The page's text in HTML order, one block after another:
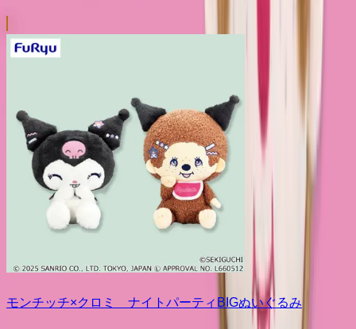
モンチッチ×クロミ ナイトパーティBIGぬいぐるみ